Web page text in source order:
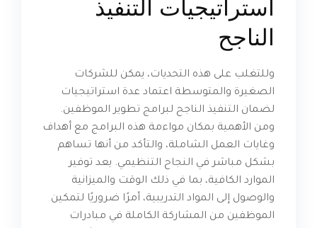
استراتيجيات التنفيذ
الناجح
وللتغلب على هذه التحديات، يمكن للشركات
الصغيرة والمتوسطة اعتماد عدة استراتيجيات
لضمان التنفيذ الناجح لبرامج تطوير الموظفين.
ومن الأهمية بمكان مواءمة هذه البرامج مع أهداف
وغايات العمل الشاملة، والتأكد من أنها تساهم
بشكل مباشر في النجاح التنظيمي. يعد توفير
الموارد الكافية، بما في ذلك الوقت والميزانية
والوصول إلى المواد التدريبية، أمرًا ضروريًا لتمكين
الموظفين من المشاركة الكاملة في مبادرات